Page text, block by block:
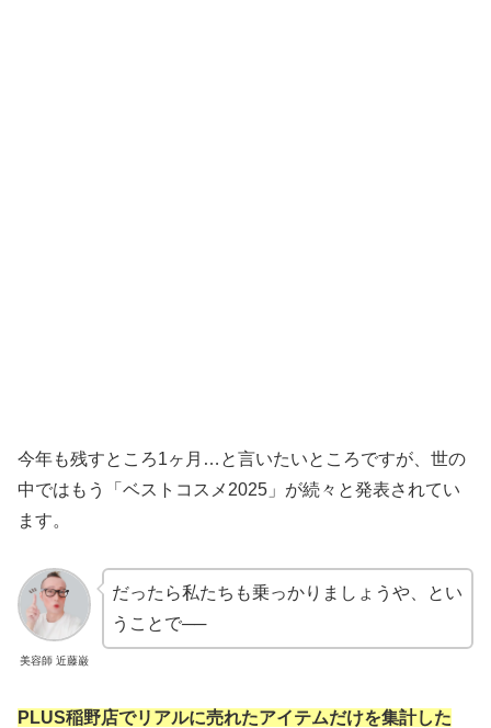
今年も残すところ1ヶ月…と言いたいところですが、世の
中ではもう「ベストコスメ2025」が続々と発表されてい
ます。
美容師 近藤巌
だったら私たちも乗っかりましょうや、とい
うことで──
PLUS稲野店でリアルに売れたアイテムだけを集計した